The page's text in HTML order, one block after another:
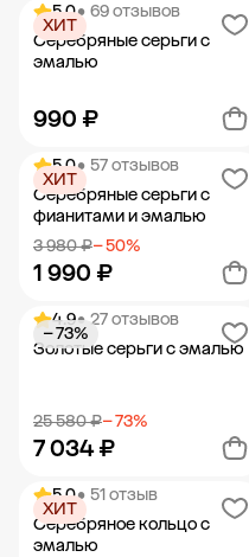
Добавить в корзину
5.0• 69 отзывов
Серебряные серьги с
эмалью
990 ₽
ХИТ
Добавить в корзину
5.0• 57 отзывов
Серебряные серьги с
фианитами и эмалью
3 980 ₽− 50%
1 990 ₽
ХИТ
Добавить в корзину
4.9• 27 отзывов
Золотые серьги с эмалью
25 580 ₽− 73%
7 034 ₽
− 73%
Добавить в корзину
5.0• 51 отзыв
Серебряное кольцо с
эмалью
ХИТ